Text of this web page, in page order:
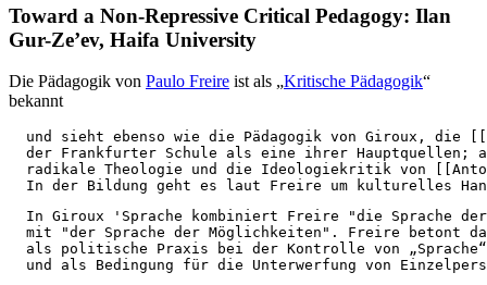
Toward a Non-Repressive Critical Pedagogy: Ilan
Gur-Ze’ev, Haifa University
Die Pädagogik von Paulo Freire ist als „Kritische Pädagogik“
bekannt
und sieht ebenso wie die Pädagogik von Giroux, die
der Frankfurter Schule als eine ihrer Hauptquellen;
radikale Theologie und die Ideologiekritik von
In der Bildung geht es laut Freire um kulturelles
In Giroux 'Sprache kombiniert Freire "die Sprache
mit "der Sprache der Möglichkeiten". Freire betont
als politische Praxis bei der Kontrolle von
und als Bedingung für die Unterwerfung von